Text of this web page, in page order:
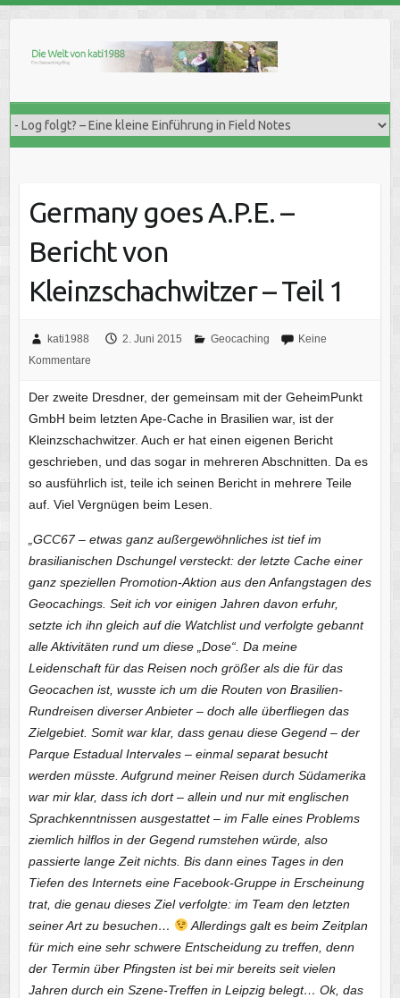
content
Germany goes A.P.E. –
Bericht von
Kleinzschachwitzer – Teil 1
kati1988 2. Juni 2015 Geocaching
Keine
Kommentare
Der zweite Dresdner, der gemeinsam mit der GeheimPunkt
GmbH beim letzten Ape-Cache in Brasilien war, ist der
Kleinzschachwitzer. Auch er hat einen eigenen Bericht
geschrieben, und das sogar in mehreren Abschnitten. Da es
so ausführlich ist, teile ich seinen Bericht in mehrere Teile
auf. Viel Vergnügen beim Lesen.
„GCC67 – etwas ganz außergewöhnliches ist tief im
brasilianischen Dschungel versteckt: der letzte Cache einer
ganz speziellen Promotion-Aktion aus den Anfangstagen des
Geocachings. Seit ich vor einigen Jahren davon erfuhr,
setzte ich ihn gleich auf die Watchlist und verfolgte gebannt
alle Aktivitäten rund um diese „Dose“. Da meine
Leidenschaft für das Reisen noch größer als die für das
Geocachen ist, wusste ich um die Routen von Brasilien-
Rundreisen diverser Anbieter – doch alle überfliegen das
Zielgebiet. Somit war klar, dass genau diese Gegend – der
Parque Estadual Intervales – einmal separat besucht
werden müsste. Aufgrund meiner Reisen durch Südamerika
war mir klar, dass ich dort – allein und nur mit englischen
Sprachkenntnissen ausgestattet – im Falle eines Problems
ziemlich hilflos in der Gegend rumstehen würde, also
passierte lange Zeit nichts. Bis dann eines Tages in den
Tiefen des Internets eine Facebook-Gruppe in Erscheinung
trat, die genau dieses Ziel verfolgte: im Team den letzten
seiner Art zu besuchen…
Allerdings galt es beim Zeitplan
für mich eine sehr schwere Entscheidung zu treffen, denn
der Termin über Pfingsten ist bei mir bereits seit vielen
Jahren durch ein Szene-Treffen in Leipzig belegt… Ok, das